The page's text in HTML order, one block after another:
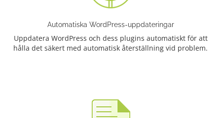
Automatiska WordPress-uppdateringar
Uppdatera WordPress och dess plugins automatiskt för att
hålla det säkert med automatisk återställning vid problem.